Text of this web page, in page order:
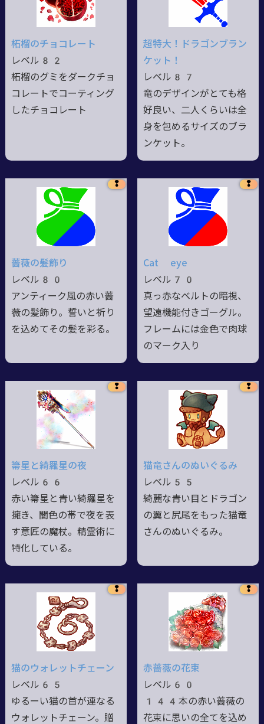
柘榴のチョコレート
レベル82
柘榴のグミをダークチョ
コレートでコーティング
したチョコレート
超特大！ドラゴンブラン
ケット！
レベル87
竜のデザインがとても格
好良い、二人くらいは全
身を包めるサイズのブラ
ンケット。
❢
薔薇の髪飾り
レベル80
アンティーク風の赤い薔
薇の髪飾り。誓いと祈り
を込めてその髪を彩る。
❢
Cat eye
レベル70
真っ赤なベルトの暗視、
望遠機能付きゴーグル。
フレームには金色で肉球
のマーク入り
❢
箒星と綺羅星の夜
レベル66
赤い箒星と青い綺羅星を
擁き、闇色の帯で夜を表
す意匠の魔杖。精霊術に
特化している。
❢
猫竜さんのぬいぐるみ
レベル55
綺麗な青い目とドラゴン
の翼と尻尾をもった猫竜
さんのぬいぐるみ。
❢
猫のウォレットチェーン
レベル65
ゆるーい猫の首が連なる
ウォレットチェーン。贈
❢
赤薔薇の花束
レベル60
144本の赤い薔薇の
花束に思いの全てを込め